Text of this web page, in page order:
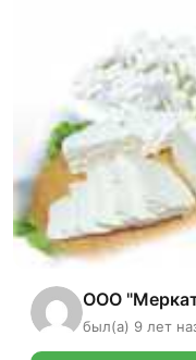
ООО
был(а) 9 лет